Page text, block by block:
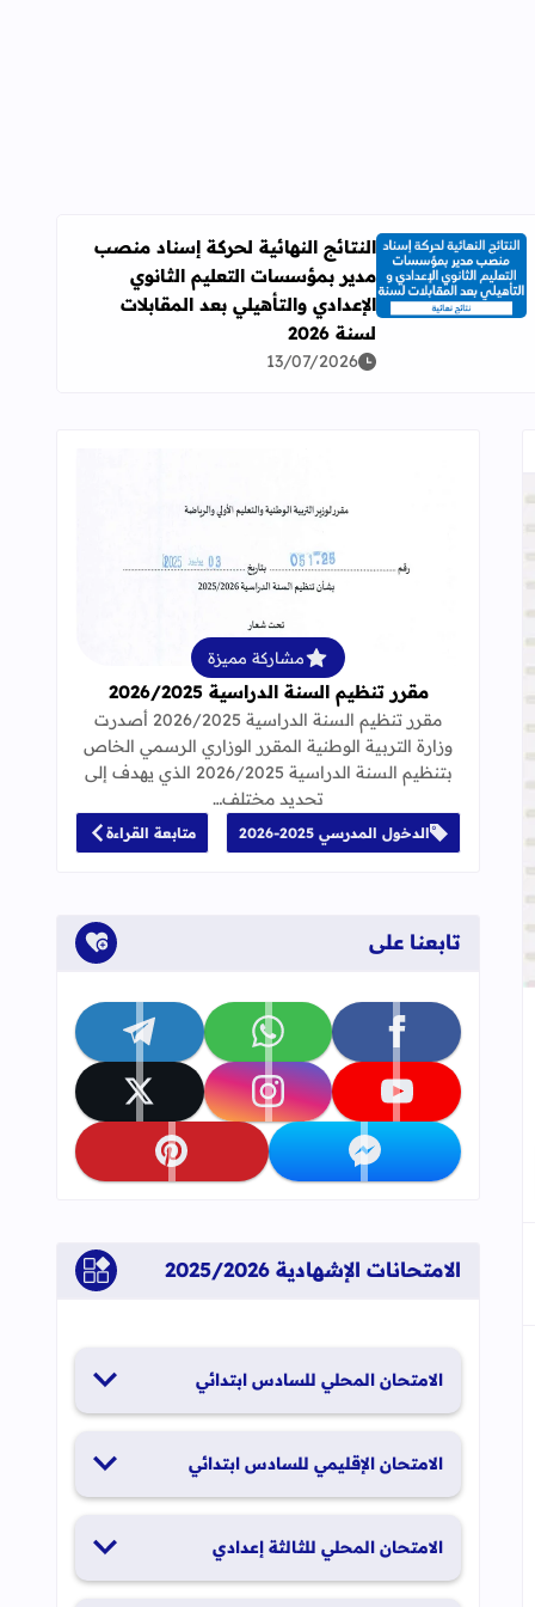
اقرأ المزيد عن النتائج النهائية لحركة إسناد منصب مدير بمؤسسات
النتائج النهائية لحركة إسناد منصب
مدير بمؤسسات التعليم الثانوي
الإعدادي والتأهيلي بعد المقابلات
لسنة 2026
13/07/2026
العلامات المرجعية
قراءة المزيد عن مقرر تنظيم السنة الدراسية
مشاركة مميزة
مقرر تنظيم السنة الدراسية 2026/2025
مقرر تنظيم السنة الدراسية 2026/2025 أصدرت
وزارة التربية الوطنية المقرر الوزاري الرسمي الخاص
بتنظيم السنة الدراسية 2026/2025 الذي يهدف إلى
تحديد مختلف…
الدخول المدرسي 2025-2026 متابعة القراءة
تابعنا على
تابعنا على facebook تابعنا على whatsapp تابعنا على telegram
تابعنا على youtube تابعنا على instagram تابعنا على x
تابعنا على messenger تابعنا على pinterest
الامتحانات الإشهادية 2025/2026
الامتحان المحلي للسادس ابتدائي
الامتحان الإقليمي للسادس ابتدائي
الامتحان المحلي للثالثة إعدادي